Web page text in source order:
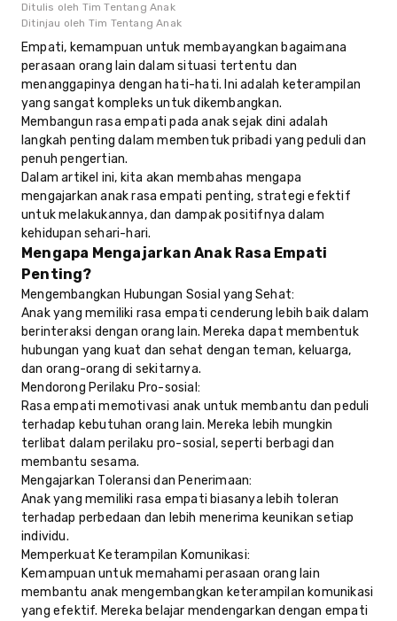
Ditulis oleh Tim Tentang Anak
Ditinjau oleh Tim Tentang Anak
Empati, kemampuan untuk membayangkan bagaimana
perasaan orang lain dalam situasi tertentu dan
menanggapinya dengan hati-hati. Ini adalah keterampilan
yang sangat kompleks untuk dikembangkan.
Membangun rasa empati pada anak sejak dini adalah
langkah penting dalam membentuk pribadi yang peduli dan
penuh pengertian.
Dalam artikel ini, kita akan membahas mengapa
mengajarkan anak rasa empati penting, strategi efektif
untuk melakukannya, dan dampak positifnya dalam
kehidupan sehari-hari.
Mengapa Mengajarkan Anak Rasa Empati
Penting?
Mengembangkan Hubungan Sosial yang Sehat:
Anak yang memiliki rasa empati cenderung lebih baik dalam
berinteraksi dengan orang lain. Mereka dapat membentuk
hubungan yang kuat dan sehat dengan teman, keluarga,
dan orang-orang di sekitarnya.
Mendorong Perilaku Pro-sosial:
Rasa empati memotivasi anak untuk membantu dan peduli
terhadap kebutuhan orang lain. Mereka lebih mungkin
terlibat dalam perilaku pro-sosial, seperti berbagi dan
membantu sesama.
Mengajarkan Toleransi dan Penerimaan:
Anak yang memiliki rasa empati biasanya lebih toleran
terhadap perbedaan dan lebih menerima keunikan setiap
individu.
Memperkuat Keterampilan Komunikasi:
Kemampuan untuk memahami perasaan orang lain
membantu anak mengembangkan keterampilan komunikasi
yang efektif. Mereka belajar mendengarkan dengan empati